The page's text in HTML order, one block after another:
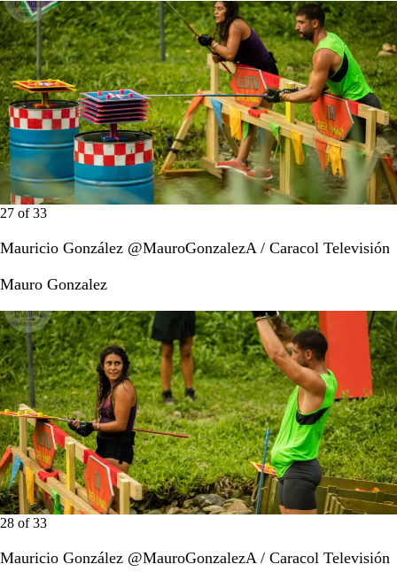
27 of33
Mauricio González @MauroGonzalezA / Caracol Televisión
Mauro Gonzalez
28 of33
Mauricio González @MauroGonzalezA / Caracol Televisión